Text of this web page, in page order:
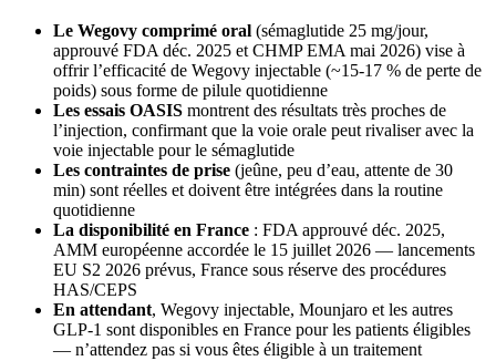
Le Wegovy comprimé oral (sémaglutide 25 mg/jour,
approuvé FDA déc. 2025 et CHMP EMA mai 2026) vise à
offrir l’efficacité de Wegovy injectable (~15-17 % de perte de
poids) sous forme de pilule quotidienne
Les essais OASIS montrent des résultats très proches de
l’injection, confirmant que la voie orale peut rivaliser avec la
voie injectable pour le sémaglutide
Les contraintes de prise (jeûne, peu d’eau, attente de 30
min) sont réelles et doivent être intégrées dans la routine
quotidienne
La disponibilité en France : FDA approuvé déc. 2025,
AMM européenne accordée le 15 juillet 2026 — lancements
EU S2 2026 prévus, France sous réserve des procédures
HAS/CEPS
En attendant, Wegovy injectable, Mounjaro et les autres
GLP-1 sont disponibles en France pour les patients éligibles
— n’attendez pas si vous êtes éligible à un traitement